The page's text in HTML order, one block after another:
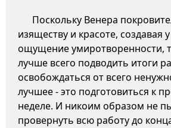
Поскольку Венера
изяществу и красоте, создавая
ощущение умиротворенности,
лучше всего подводить итоги
освобождаться от всего
лучшее - это подготовиться к
неделе. И никоим образом не
провернуть всю работу до